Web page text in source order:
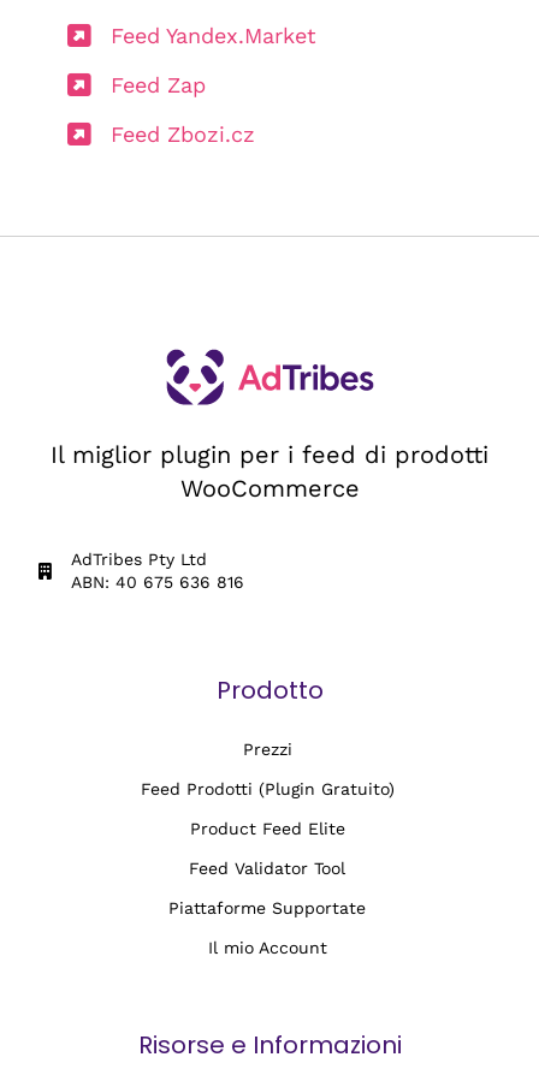
Feed Yandex.Market
Feed Zap
Feed Zbozi.cz
Il miglior plugin per i feed di prodotti
WooCommerce
AdTribes Pty Ltd
ABN: 40 675 636 816
Prodotto
Prezzi
Feed Prodotti (Plugin Gratuito)
Product Feed Elite
Feed Validator Tool
Piattaforme Supportate
Il mio Account
Risorse e Informazioni